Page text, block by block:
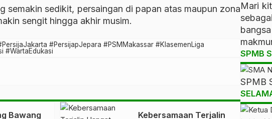
semakin sedikit, persaingan di papan atas maupun zona
sengit hingga akhir musim.
#PersijapJepara #PSMMakassar #KlasemenLiga
#WartaEdukasi
Bawang
Kebersamaan Terjalin
Mari
SPMB
SPMB